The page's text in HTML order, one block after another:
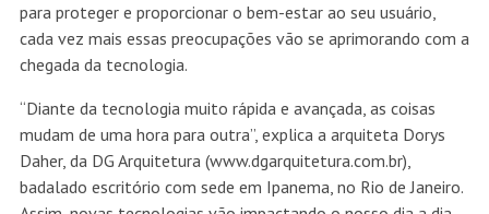
para proteger e proporcionar o bem-estar ao seu usuário,
cada vez mais essas preocupações vão se aprimorando com a
chegada da tecnologia.
“Diante da tecnologia muito rápida e avançada, as coisas
mudam de uma hora para outra”, explica a arquiteta Dorys
Daher, da DG Arquitetura (www.dgarquitetura.com.br),
badalado escritório com sede em Ipanema, no Rio de Janeiro.